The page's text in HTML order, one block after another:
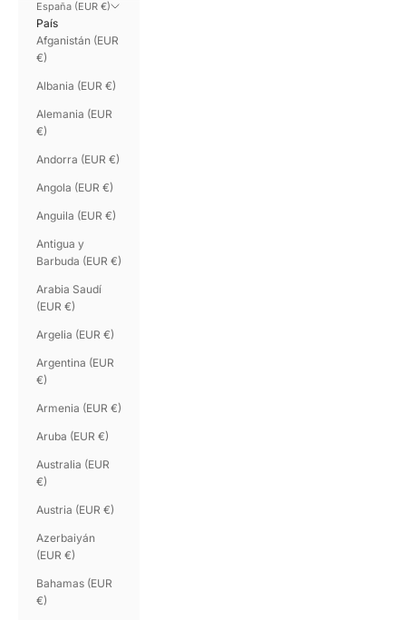
España (EUR €)
País
Afganistán (EUR
€)
Albania (EUR €)
Alemania (EUR
€)
Andorra (EUR €)
Angola (EUR €)
Anguila (EUR €)
Antigua y
Barbuda (EUR €)
Arabia Saudí
(EUR €)
Argelia (EUR €)
Argentina (EUR
€)
Armenia (EUR €)
Aruba (EUR €)
Australia (EUR
€)
Austria (EUR €)
Azerbaiyán
(EUR €)
Bahamas (EUR
€)